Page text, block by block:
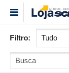
Filtro: